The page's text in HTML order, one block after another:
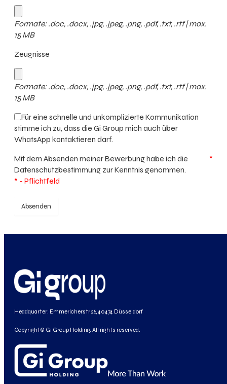
Formate: .doc, .docx, .jpg, .jpeg, .png, .pdf, .txt, .rtf | max.
15 MB
Zeugnisse
Formate: .doc, .docx, .jpg, .jpeg, .png, .pdf, .txt, .rtf | max.
15 MB
Für eine schnelle und unkomplizierte Kommunikation
stimme ich zu, dass die Gi Group mich auch über
WhatsApp kontaktieren darf.
*
Mit dem Absenden meiner Bewerbung habe ich die
Datenschutzbestimmung zur Kenntnis genommen.
* - Pflichtfeld
Absenden
Headquarter: Emmericherstr 26, 40474 Düsseldorf
Copyright© Gi Group Holding. All rights reserved.